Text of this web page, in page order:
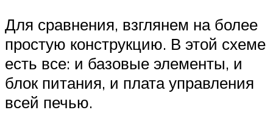
Для сравнения, взглянем на более
простую конструкцию. В этой схеме
есть все: и базовые элементы, и
блок питания, и плата управления
всей печью.